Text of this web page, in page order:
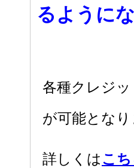
るように
各種クレジッ
が可能となり
詳しくはこち